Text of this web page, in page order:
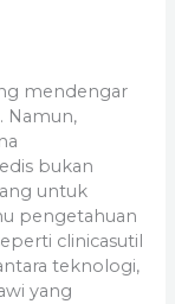
mendengar
Namun,
bukan
untuk
pengetahuan
clinicasutil
teknologi,
yang